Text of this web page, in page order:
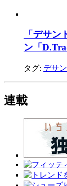
「デサ
ン「
タグ: デサ
連載